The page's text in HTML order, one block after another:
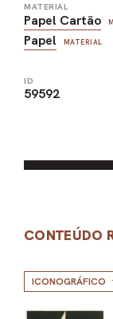
MATERIAL
Papel Cartão
Papel MATERIAL
ID
59592
CONTEÚDO
ICONOGRÁFICO 1